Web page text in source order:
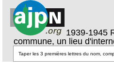
1939-1945
commune, un lieu